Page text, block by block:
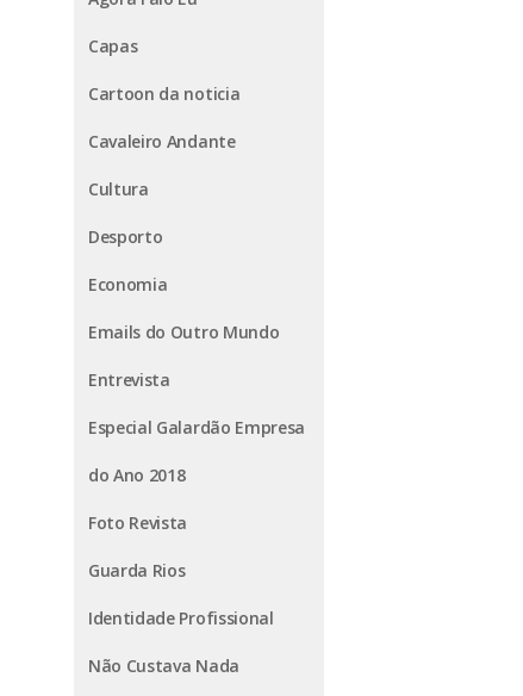
Capas
Cartoon da noticia
Cavaleiro Andante
Cultura
Desporto
Economia
Emails do Outro Mundo
Entrevista
Especial Galardão Empresa
do Ano 2018
Foto Revista
Guarda Rios
Identidade Profissional
Não Custava Nada